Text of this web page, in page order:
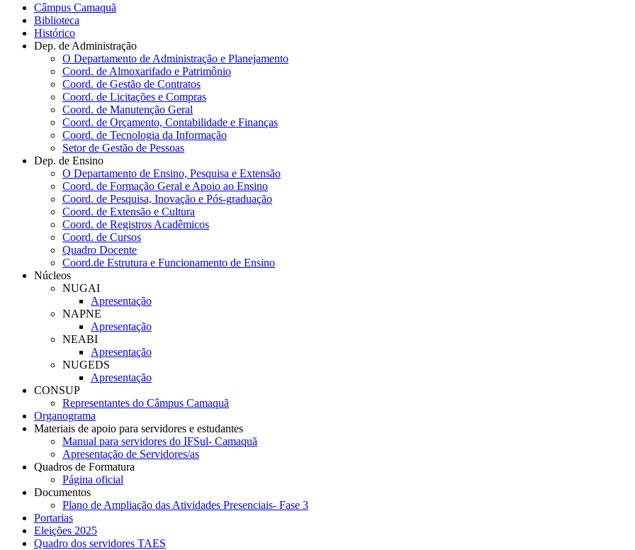
Câmpus Camaquã
Biblioteca
Histórico
Dep. de Administração
O Departamento de Administração e Planejamento
Coord. de Almoxarifado e Patrimônio
Coord. de Gestão de Contratos
Coord. de Licitações e Compras
Coord. de Manutenção Geral
Coord. de Orçamento, Contabilidade e Finanças
Coord. de Tecnologia da Informação
Setor de Gestão de Pessoas
Dep. de Ensino
O Departamento de Ensino, Pesquisa e Extensão
Coord. de Formação Geral e Apoio ao Ensino
Coord. de Pesquisa, Inovação e Pós-graduação
Coord. de Extensão e Cultura
Coord. de Registros Acadêmicos
Coord. de Cursos
Quadro Docente
Coord.de Estrutura e Funcionamento de Ensino
Núcleos
NUGAI
Apresentação
NAPNE
Apresentação
NEABI
Apresentação
NUGEDS
Apresentação
CONSUP
Representantes do Câmpus Camaquã
Organograma
Materiais de apoio para servidores e estudantes
Manual para servidores do IFSul- Camaquã
Apresentação de Servidores/as
Quadros de Formatura
Página oficial
Documentos
Plano de Ampliação das Atividades Presenciais- Fase 3
Portarias
Eleições 2025
Quadro dos servidores TAES